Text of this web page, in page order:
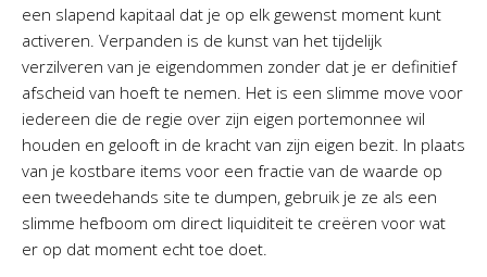
een slapend kapitaal dat je op elk gewenst moment kunt
activeren. Verpanden is de kunst van het tijdelijk
verzilveren van je eigendommen zonder dat je er definitief
afscheid van hoeft te nemen. Het is een slimme move voor
iedereen die de regie over zijn eigen portemonnee wil
houden en gelooft in de kracht van zijn eigen bezit. In plaats
van je kostbare items voor een fractie van de waarde op
een tweedehands site te dumpen, gebruik je ze als een
slimme hefboom om direct liquiditeit te creëren voor wat
er op dat moment echt toe doet.